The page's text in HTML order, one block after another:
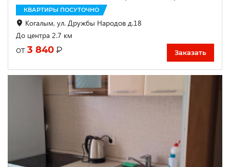
КВАРТИРЫ ПОСУТОЧНО
Когалым, ул. Дружбы Народов д.18
До центра 2.7 км
от 3 840 ₽ Заказать